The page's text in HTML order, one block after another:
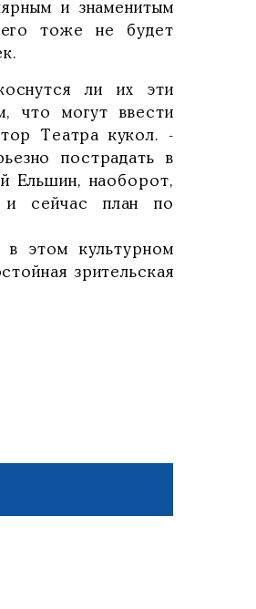
и знаменитым
тоже не будет
ли их эти
что могут ввести
Театра кукол. -
пострадать в
Ельшин, наоборот,
и сейчас план по
этом культурном
зрительская